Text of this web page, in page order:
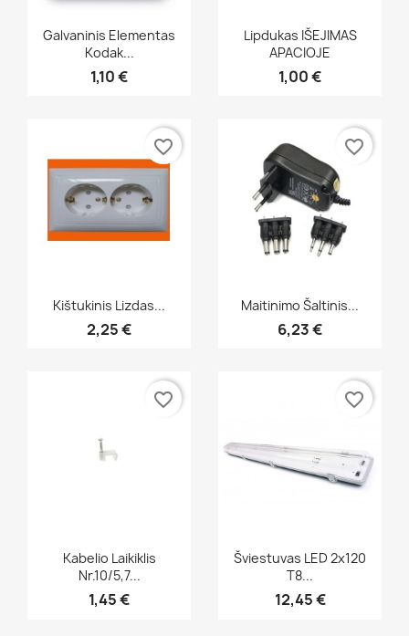
Greita peržiūra
Galvaninis Elementas
Kodak...
1,10 €
Greita peržiūra
Lipdukas IŠEJIMAS
APACIOJE
1,00 €
Greita peržiūra
Kištukinis Lizdas...
2,25 €
favorite_border
Greita peržiūra
Maitinimo Šaltinis...
6,23 €
favorite_border
Greita peržiūra
Kabelio Laikiklis
Nr.10/5,7...
1,45 €
favorite_border
Greita peržiūra
Šviestuvas LED 2x120
T8...
12,45 €
favorite_border